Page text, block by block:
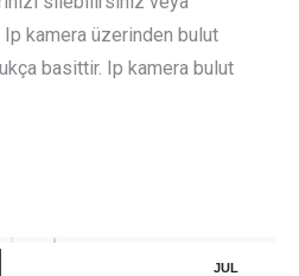
kamera üzerinden bulut
basittir. Ip kamera bulut
JUL